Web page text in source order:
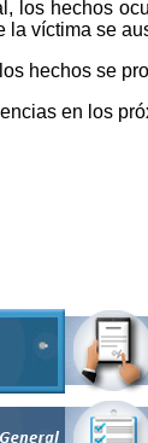
los hechos
la víctima se
hechos se
en los